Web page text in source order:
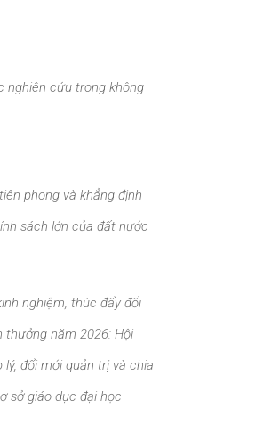
nghiên cứu trong không
phong và khẳng định
sách lớn của đất nước
nghiệm, thúc đẩy đổi
thưởng năm 2026: Hội
đổi mới quản trị và chia
sở giáo dục đại học